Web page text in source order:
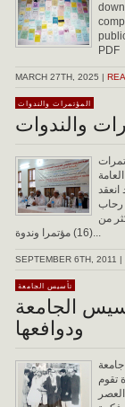
PDF
MARCH 27TH, 2025 |
المؤتمرات والندوات
والندوات
انعقد
رحاب
من
(16) مؤتمرا وندوة...
SEPTEMBER 6TH, 2011 |
تأسيس الجامعة
الجامعة
ودوافعها
تقوم